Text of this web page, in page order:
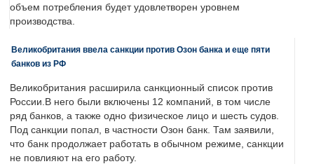
объем потребления будет удовлетворен уровнем
производства.
Великобритания ввела санкции против Озон банка и еще пяти
банков из РФ
Великобритания расширила санкционный список против
России.В него были включены 12 компаний, в том числе
ряд банков, а также одно физическое лицо и шесть судов.
Под санкции попал, в частности Озон банк. Там заявили,
что банк продолжает работать в обычном режиме, санкции
не повлияют на его работу.